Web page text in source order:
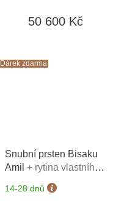
50 600 Kč
Dárek zdarma
Snubní prsten Bisaku
Amil + rytina vlastního
textu na oba prsteny*
14-28 dnů